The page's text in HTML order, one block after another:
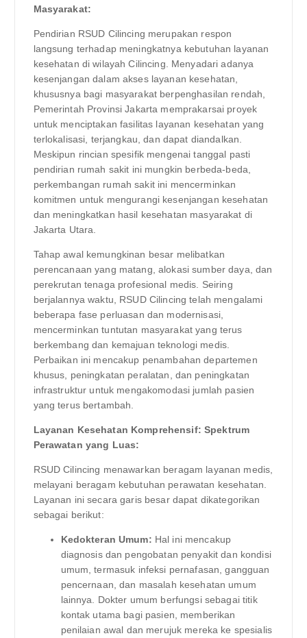
Masyarakat:
Pendirian RSUD Cilincing merupakan respon
langsung terhadap meningkatnya kebutuhan layanan
kesehatan di wilayah Cilincing. Menyadari adanya
kesenjangan dalam akses layanan kesehatan,
khususnya bagi masyarakat berpenghasilan rendah,
Pemerintah Provinsi Jakarta memprakarsai proyek
untuk menciptakan fasilitas layanan kesehatan yang
terlokalisasi, terjangkau, dan dapat diandalkan.
Meskipun rincian spesifik mengenai tanggal pasti
pendirian rumah sakit ini mungkin berbeda-beda,
perkembangan rumah sakit ini mencerminkan
komitmen untuk mengurangi kesenjangan kesehatan
dan meningkatkan hasil kesehatan masyarakat di
Jakarta Utara.
Tahap awal kemungkinan besar melibatkan
perencanaan yang matang, alokasi sumber daya, dan
perekrutan tenaga profesional medis. Seiring
berjalannya waktu, RSUD Cilincing telah mengalami
beberapa fase perluasan dan modernisasi,
mencerminkan tuntutan masyarakat yang terus
berkembang dan kemajuan teknologi medis.
Perbaikan ini mencakup penambahan departemen
khusus, peningkatan peralatan, dan peningkatan
infrastruktur untuk mengakomodasi jumlah pasien
yang terus bertambah.
Layanan Kesehatan Komprehensif: Spektrum
Perawatan yang Luas:
RSUD Cilincing menawarkan beragam layanan medis,
melayani beragam kebutuhan perawatan kesehatan.
Layanan ini secara garis besar dapat dikategorikan
sebagai berikut:
Kedokteran Umum: Hal ini mencakup
diagnosis dan pengobatan penyakit dan kondisi
umum, termasuk infeksi pernafasan, gangguan
pencernaan, dan masalah kesehatan umum
lainnya. Dokter umum berfungsi sebagai titik
kontak utama bagi pasien, memberikan
penilaian awal dan merujuk mereka ke spesialis